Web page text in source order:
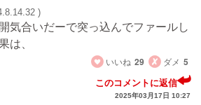
)
気合いだーで突っ込んでファールし
は、
いいね 29 ダメ 5
このコメントに返信
2025年03月17日 10:27